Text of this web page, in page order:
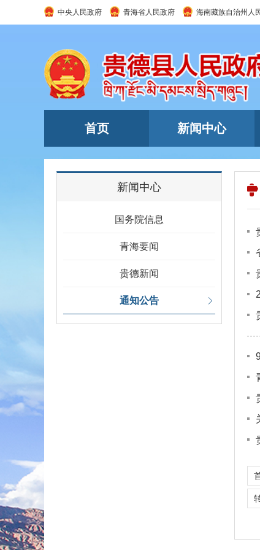
中央人民政府 青海省人民政府 海南藏族自治州人
首页 新闻中心
新闻中心
国务院信息
青海要闻
贵德新闻
通知公告